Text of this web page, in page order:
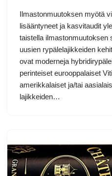
Ilmastonmuutoksen myötä
lisääntyneet ja kasvitaudit
taistella ilmastonmuutoksen
uusien rypälelajikkeiden
ovat moderneja
perinteiset eurooppalaiset
amerikkalaiset ja/tai
lajikkeiden…